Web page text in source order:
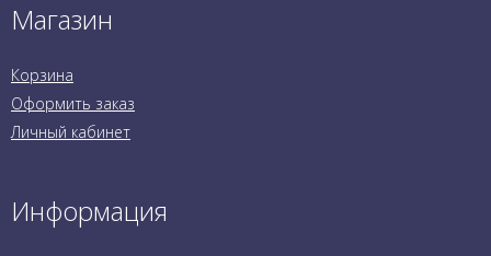
Магазин
Корзина
Оформить заказ
Личный кабинет
Информация